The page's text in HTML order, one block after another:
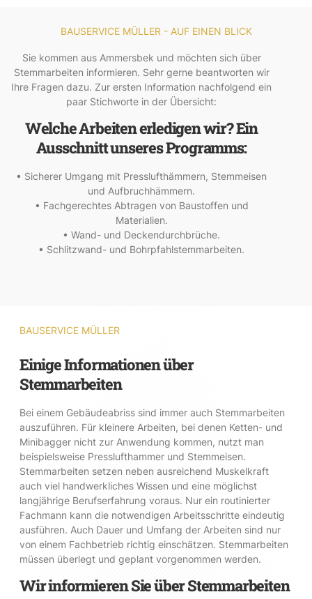
BAUSERVICE MÜLLER - AUF EINEN BLICK
Sie kommen aus Ammersbek und möchten sich über
Stemmarbeiten informieren. Sehr gerne beantworten wir
Ihre Fragen dazu. Zur ersten Information nachfolgend ein
paar Stichworte in der Übersicht:
Welche Arbeiten erledigen wir? Ein
Ausschnitt unseres Programms:
• Sicherer Umgang mit Presslufthämmern, Stemmeisen
und Aufbruchhämmern.
• Fachgerechtes Abtragen von Baustoffen und
Materialien.
• Wand- und Deckendurchbrüche.
• Schlitzwand- und Bohrpfahlstemmarbeiten.
BAUSERVICE MÜLLER
Einige Informationen über
Stemmarbeiten
Bei einem Gebäudeabriss sind immer auch Stemmarbeiten
auszuführen. Für kleinere Arbeiten, bei denen Ketten- und
Minibagger nicht zur Anwendung kommen, nutzt man
beispielsweise Presslufthammer und Stemmeisen.
Stemmarbeiten setzen neben ausreichend Muskelkraft
auch viel handwerkliches Wissen und eine möglichst
langjährige Berufserfahrung voraus. Nur ein routinierter
Fachmann kann die notwendigen Arbeitsschritte eindeutig
ausführen. Auch Dauer und Umfang der Arbeiten sind nur
von einem Fachbetrieb richtig einschätzen. Stemmarbeiten
müssen überlegt und geplant vorgenommen werden.
Wir informieren Sie über Stemmarbeiten